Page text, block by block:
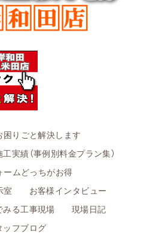
困りごと解決します
工実績（事例別料金プラン集）
ームどっちがお得
室
お客様インタビュー
みる工事現場
現場日記
ッフブログ